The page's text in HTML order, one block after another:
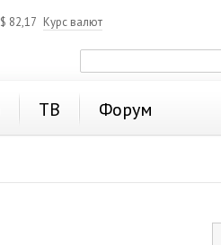
$ 82,17 Курс валют
ТВ Форум